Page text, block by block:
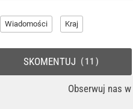
Wiadomości Kraj
Obserwuj nas w
SKOMENTUJ 11